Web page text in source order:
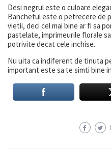
Desi negrul este o culoare
Banchetul este o petrecere de
vietii, deci cel mai bine ar fi sa
pastelate, imprimeurile florale
potrivite decat cele inchise.
Nu uita ca indiferent de tinuta
important este sa te simti bine